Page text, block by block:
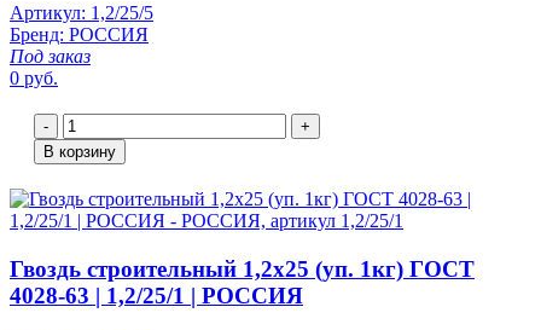
Артикул: 1,2/25/5
Бренд: РОССИЯ
Под заказ
0 руб.
-
+
В корзину
Гвоздь строительный 1,2х25 (уп. 1кг) ГОСТ
4028-63 | 1,2/25/1 | РОССИЯ